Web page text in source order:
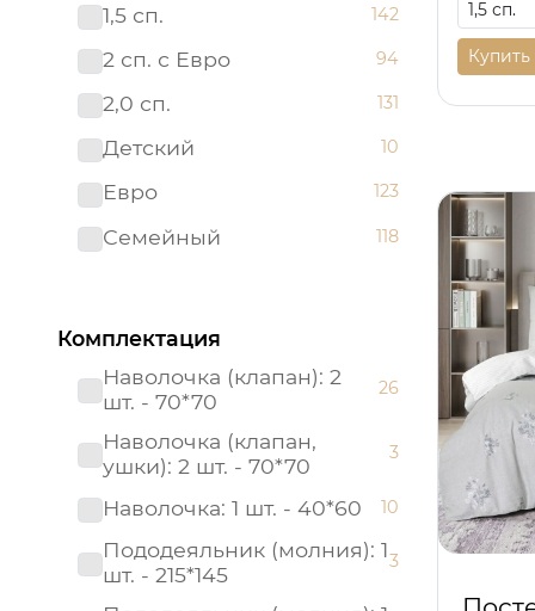
Велюр Престиж 0
Мако - сатин 0
Премиум 0
Престиж 0
Россия 0
Россия (Подарочная
1,5 сп.
142
2 сп. с Евро 94
2,0 сп. 131
Детский 10
Евро 123
Семейный 118
Комплектация
Наволочка (клапан): 2
шт. - 70*70
26
Наволочка (клапан,
ушки): 2 шт. - 70*70
3
Наволочка: 1 шт. - 40*60 10
Пододеяльник (молния): 1
шт. - 215*145
3
Купить